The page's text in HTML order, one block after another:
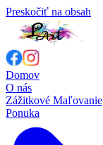
Preskočiť na obsah
Domov
O nás
Zážitkové Maľovanie
Ponuka